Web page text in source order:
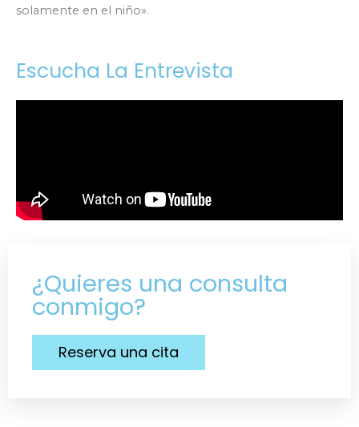
solamente en el niño».
Escucha La Entrevista
¿Quieres una consulta
conmigo?
Reserva una cita